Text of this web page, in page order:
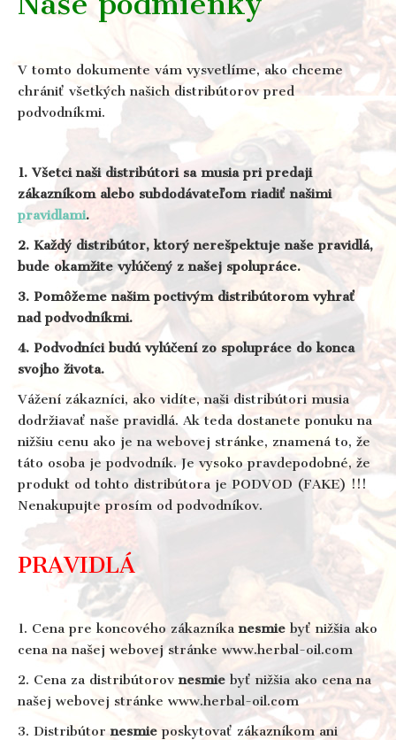
V tomto dokumente vám vysvetlíme, ako chceme
chrániť všetkých našich distribútorov pred
podvodníkmi.
1. Všetci naši distribútori sa musia pri predaji
zákazníkom alebo subdodávateľom riadiť našimi
pravidlami.
2. Každý distribútor, ktorý nerešpektuje naše pravidlá,
bude okamžite vylúčený z našej spolupráce.
3. Pomôžeme našim poctivým distribútorom vyhrať
nad podvodníkmi.
4. Podvodníci budú vylúčení zo spolupráce do konca
svojho života.
Vážení zákazníci, ako vidíte, naši distribútori musia
dodržiavať naše pravidlá. Ak teda dostanete ponuku na
nižšiu cenu ako je na webovej stránke, znamená to, že
táto osoba je podvodník. Je vysoko pravdepodobné, že
produkt od tohto distribútora je PODVOD (FAKE) !!!
Nenakupujte prosím od podvodníkov.
PRAVIDLÁ
1. Cena pre koncového zákazníkanesmie byť nižšia ako
cena na našej webovej stránke www.herbal-oil.com
2. Cena za distribútorovnesmie byť nižšia ako cena na
našej webovej stránke www.herbal-oil.com
3. Distribútornesmie poskytovať zákazníkom ani